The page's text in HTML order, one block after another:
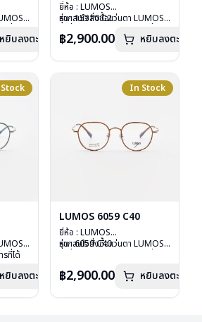
ช็ดแว่น
หยิบลงตะกร้า
ยี่ห้อ : LUMOS
รุ่น : 15310 C2
เลนส์ : Demo Lens
น้ำหนัก : 16 กรัม
อุปกรณ์ : กล่องแว่น , ผ้าเช็ดแว่น
หากสนใจสั่งชื้อแว่นตา LUMOS
ลงไว้กรุณาติดต่อเราคลิก
฿2,900.00 หยิบลงตะกร้า
ช็ดแว่น
ที่ได้
หยิบลงตะกร้า
In Stock
LUMOS 6059 C40
ยี่ห้อ : LUMOS
รุ่น : 6059 C40
บานพับ : ไม่มีสปริง
อุปกรณ์ : กล่องแว่น , ผ้าเช็ดแว่น
หากสนใจสั่งชื้อแว่นตา LUMOS
฿2,900.00 หยิบลงตะกร้า